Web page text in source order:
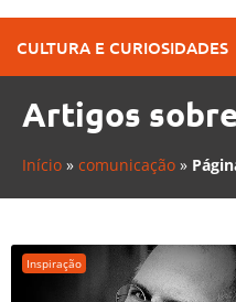
CULTURA E CURIOSIDADES
Artigos
Início » comunicação »
Inspiração